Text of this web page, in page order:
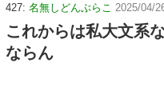
427: 名無しどんぶらこ 2025/04/
これからは私大文系
ならん